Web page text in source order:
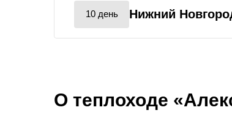
10 день Нижний
О теплоходе